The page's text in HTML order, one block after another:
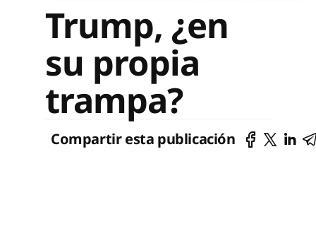
Trump, ¿en
su propia
trampa?
Compartir esta publicación